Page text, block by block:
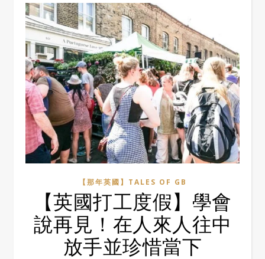
【那年英國】TALES OF GB
【英國打工度假】學會
說再見！在人來人往中
放手並珍惜當下